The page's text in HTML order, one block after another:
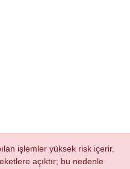
işlemler yüksek risk içerir.
açıktır; bu nedenle